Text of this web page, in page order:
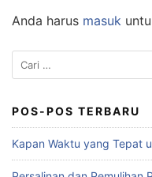
Anda harus masuk
POS-POS TERBARU
Kapan Waktu yang Tepat